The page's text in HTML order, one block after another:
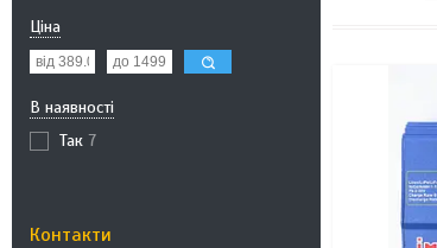
Ціна
В наявності
Так 7
Контакти